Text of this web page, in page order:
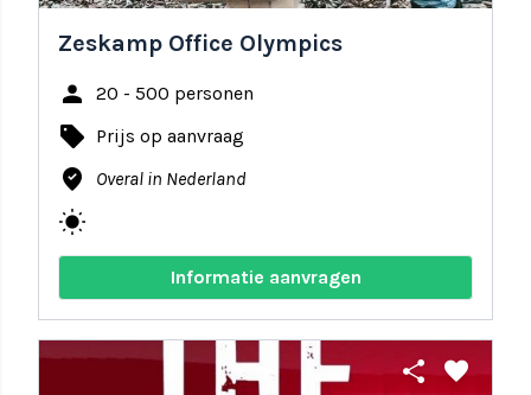
Zeskamp Office Olympics
person 20 - 500 personen
local_offer Prijs op aanvraag
where_to_vote Overal in Nederland
wb_sunny
Informatie aanvragen
share favorite